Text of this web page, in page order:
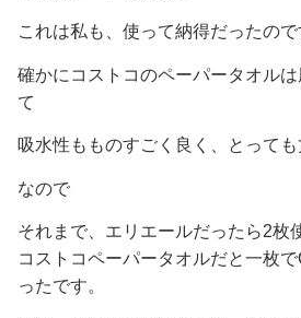
これは私も、使って納得だったので
確かにコストコのペーパータオル
て
吸水性もものすごく良く、とっても
なので
それまで、エリエールだったら2枚
コストコペーパータオルだと一枚
ったです。